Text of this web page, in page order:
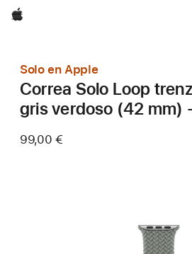
Apple
Solo en Apple
Correa Solo Loop
gris verdoso (42 mm)
99,00 €